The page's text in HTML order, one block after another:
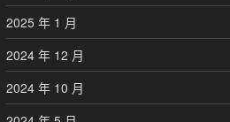
2025 年 1 月
2024 年 12 月
2024 年 10 月